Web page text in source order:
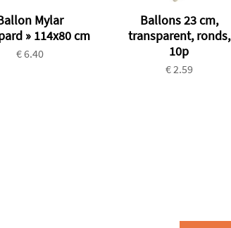
Mylar
» 114x80 cm
€ 6.40
Ballons 23 cm,
transparent, ronds,
10p
€ 2.59